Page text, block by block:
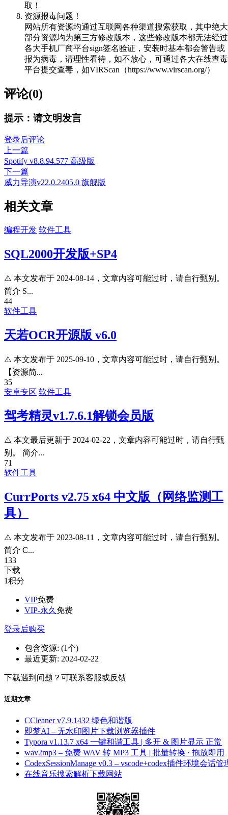
取！
资源报毒问题！
网站所有资源均通过互联网各种渠道搜索获取，其中绝大
部分资源均为第三方修改版本，这些修改版本都无法经过
各大手机厂商平台sign签名验证，安装时基本都会警告或
报为病毒，请理性看待，如不放心，可通过各大在线查毒
平台提交查毒，如VIRScan（https://www.virscan.org/）
评论(0)
提示：请文明发言
登录后评论
上一篇
Spotify v8.8.94.577 高级版
下一篇
威力导演v22.0.2405.0 旗舰版
相关文章
编程开发 软件工具
SQL2000开发版+SP4
⚠️ 本文发布于 2024-08-14，文章内容可能过时，请自行甄别。
简介 S...
44
软件工具
天若OCR开源版 v6.0
⚠️ 本文发布于 2025-09-10，文章内容可能过时，请自行甄别。
【资源简...
35
安卓专区 软件工具
驾考精灵v1.7.6.1解锁会员版
⚠️ 本文最后更新于 2024-02-22，文章内容可能过时，请自行甄
别。 简介...
71
软件工具
CurrPorts v2.75 x64 中文版（网络监测工
具）
⚠️ 本文发布于 2023-08-11，文章内容可能过时，请自行甄别。
简介 C...
133
下载
1积分
VIP免费
VIP-永久 免费
登录后购买
包含资源: (1个)
最近更新: 2024-02-22
下载遇到问题？可联系客服或反馈
近期文章
CCleaner v7.9.1432 绿色和谐版
即梦AI – 无水印图片下载浏览器插件
Typora v1.13.7 x64 一键和谐工具 | 多开 & 图片显示 正常
wav2mp3 – 免费 WAV 转 MP3 工具 | 批量转换 · 拖放即用
CodexSessionManage v0.3 – vscode+codex插件环境会话管
在线音乐搜索解析下载网站